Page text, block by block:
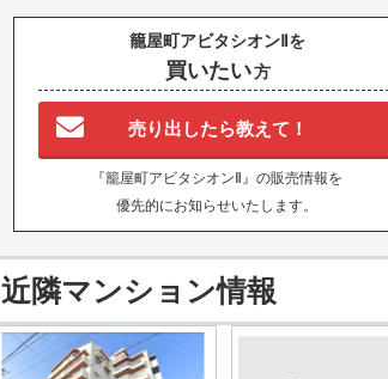
籠屋町アビタシオンⅡを
買いたい方
売り出したら教えて！
『籠屋町アビタシオンⅡ』の販売情報を
優先的にお知らせいたします。
近隣マンション情報